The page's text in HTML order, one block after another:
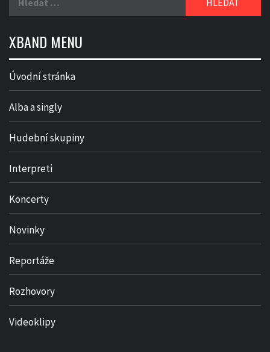
XBAND MENU
Úvodní stránka
Alba a singly
Hudební skupiny
Interpreti
Koncerty
Novinky
Reportáže
Rozhovory
Videoklipy